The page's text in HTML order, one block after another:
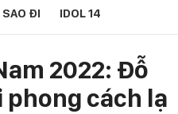
ĐI IDOL 14
2022: Đỗ
phong cách lạ